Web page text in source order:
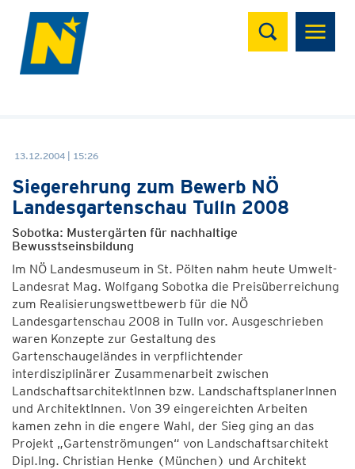
Suchen
13.12.2004 | 15:26
Siegerehrung zum Bewerb NÖ
Landesgartenschau Tulln 2008
Sobotka: Mustergärten für nachhaltige
Bewusstseinsbildung
Im NÖ Landesmuseum in St. Pölten nahm heute Umwelt-
Landesrat Mag. Wolfgang Sobotka die Preisüberreichung
zum Realisierungswettbewerb für die NÖ
Landesgartenschau 2008 in Tulln vor. Ausgeschrieben
waren Konzepte zur Gestaltung des
Gartenschaugeländes in verpflichtender
interdisziplinärer Zusammenarbeit zwischen
LandschaftsarchitektInnen bzw. LandschaftsplanerInnen
und ArchitektInnen. Von 39 eingereichten Arbeiten
kamen zehn in die engere Wahl, der Sieg ging an das
Projekt „Gartenströmungen“ von Landschaftsarchitekt
Dipl.Ing. Christian Henke (München) und Architekt